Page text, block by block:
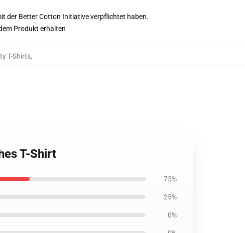
der Better Cotton Initiative verpflichtet haben.
Produkt erhalten
T-Shirts,
T-Shirt
75%
25%
0%